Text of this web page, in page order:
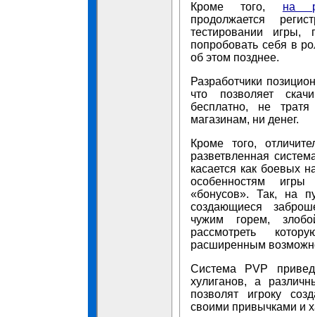
Кроме того, на
продолжается
тестировании
попробовать себя в
об этом позднее.
Разработчики
что позволяет
бесплатно, не
магазинам, ни денег.
Кроме того,
разветвленная
касается как боевых
особенностям
«бонусов». Так, на
создающиеся
чужим горем,
рассмотреть
расширенным
Система PVP
хулиганов, а
позволят игроку
своими привычками и